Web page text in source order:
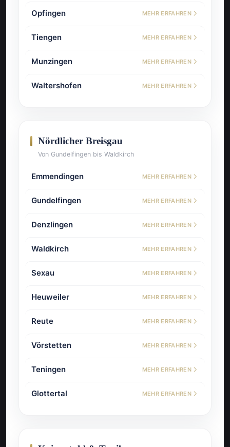
Opfingen MEHR ERFAHREN
Tiengen MEHR ERFAHREN
Munzingen MEHR ERFAHREN
Waltershofen MEHR ERFAHREN
Nördlicher Breisgau
Von Gundelfingen bis Waldkirch
Emmendingen MEHR ERFAHREN
Gundelfingen MEHR ERFAHREN
Denzlingen MEHR ERFAHREN
Waldkirch MEHR ERFAHREN
Sexau MEHR ERFAHREN
Heuweiler MEHR ERFAHREN
Reute MEHR ERFAHREN
Vörstetten MEHR ERFAHREN
Teningen MEHR ERFAHREN
Glottertal MEHR ERFAHREN